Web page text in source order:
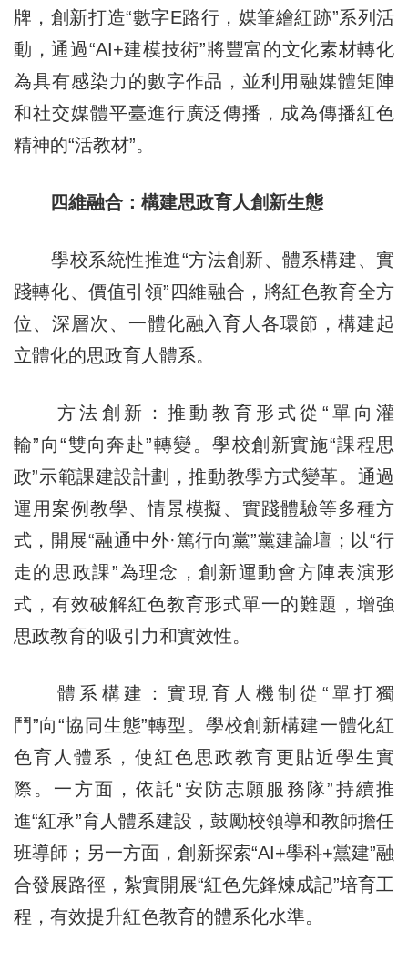
牌，創新打造“數字E路行，媒筆繪紅跡”系列活
動，通過“AI+建模技術”將豐富的文化素材轉化
為具有感染力的數字作品，並利用融媒體矩陣
和社交媒體平臺進行廣泛傳播，成為傳播紅色
精神的“活教材”。
四維融合：構建思政育人創新生態
學校系統性推進“方法創新、體系構建、實
踐轉化、價值引領”四維融合，將紅色教育全方
位、深層次、一體化融入育人各環節，構建起
立體化的思政育人體系。
方法創新：推動教育形式從“單向灌
輸”向“雙向奔赴”轉變。學校創新實施“課程思
政”示範課建設計劃，推動教學方式變革。通過
運用案例教學、情景模擬、實踐體驗等多種方
式，開展“融通中外·篤行向黨”黨建論壇；以“行
走的思政課”為理念，創新運動會方陣表演形
式，有效破解紅色教育形式單一的難題，增強
思政教育的吸引力和實效性。
體系構建：實現育人機制從“單打獨
鬥”向“協同生態”轉型。學校創新構建一體化紅
色育人體系，使紅色思政教育更貼近學生實
際。一方面，依託“安防志願服務隊”持續推
進“紅承”育人體系建設，鼓勵校領導和教師擔任
班導師；另一方面，創新探索“AI+學科+黨建”融
合發展路徑，紮實開展“紅色先鋒煉成記”培育工
程，有效提升紅色教育的體系化水準。